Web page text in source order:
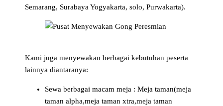
Semarang, Surabaya Yogyakarta, solo, Purwakarta).
Kami juga menyewakan berbagai kebutuhan peserta
lainnya diantaranya:
Sewa berbagai macam meja : Meja taman(meja
taman alpha,meja taman xtra,meja taman